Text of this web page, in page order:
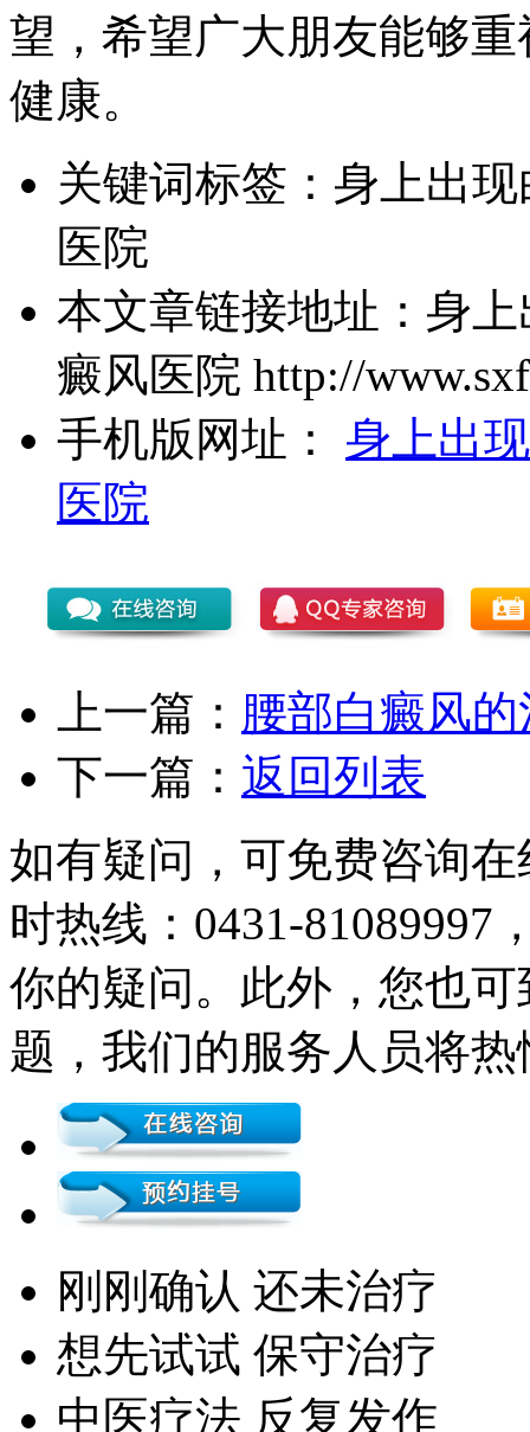
望，希望广大朋友能够
健康。
关键词标签： 身上出
医院
本文章链接地址： 身
癜风医院 http://
手机版网址：
身上出
医院
上一篇： 腰部白癜风
下一篇： 返回列表
如有疑问，可免费咨询
时热线：0431-81089997
你的疑问。此外，您也
题，我们的服务人员将
刚刚确认 还未治疗
想先试试 保守治疗
中医疗法 反复发作